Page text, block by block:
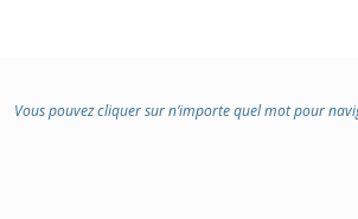
Vous pouvez cliquer sur n’importe quel mot pour